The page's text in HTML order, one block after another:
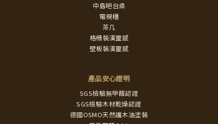
中島吧台桌
電視櫃
茶几
格柵裝潢靈感
壁板裝潢靈感
產品安心證明
SGS檢驗無甲醛認證
SGS檢驗木材乾燥認證
德國OSMO天然護木油塗裝